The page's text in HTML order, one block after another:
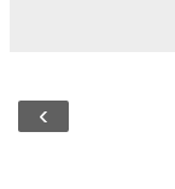
‹